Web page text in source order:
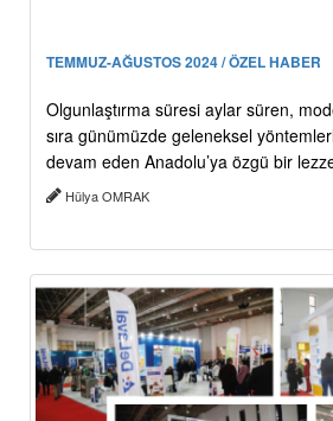
TEMMUZ-AĞUSTOS 2024 / ÖZEL HABER
Olgunlaştırma süresi aylar süren,
sıra günümüzde geleneksel
devam eden Anadolu’ya özgü bir
Hülya OMRAK